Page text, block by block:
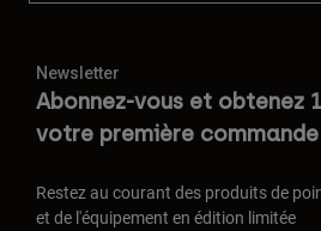
Newsletter
Abonnez-vous et obtenez
votre première commande
Restez au courant des produits de
et de l'équipement en édition limitée